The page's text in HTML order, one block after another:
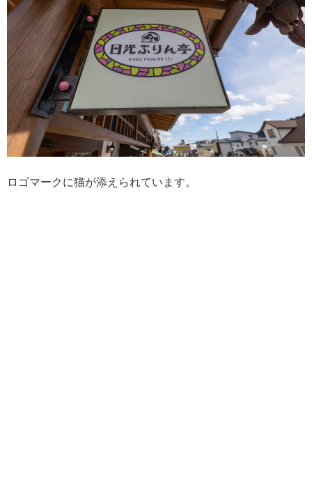
ロゴマークに猫が添えられています。